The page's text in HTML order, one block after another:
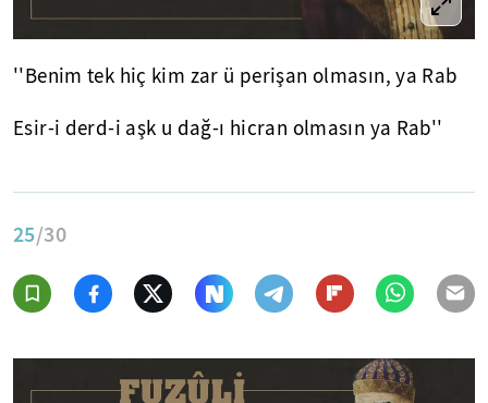
''Benim tek hiç kim zar ü perişan olmasın, ya Rab
Esir-i derd-i aşk u dağ-ı hicran olmasın ya Rab''
25/30